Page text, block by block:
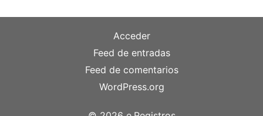
Acceder
Feed de entradas
Feed de comentarios
WordPress.org